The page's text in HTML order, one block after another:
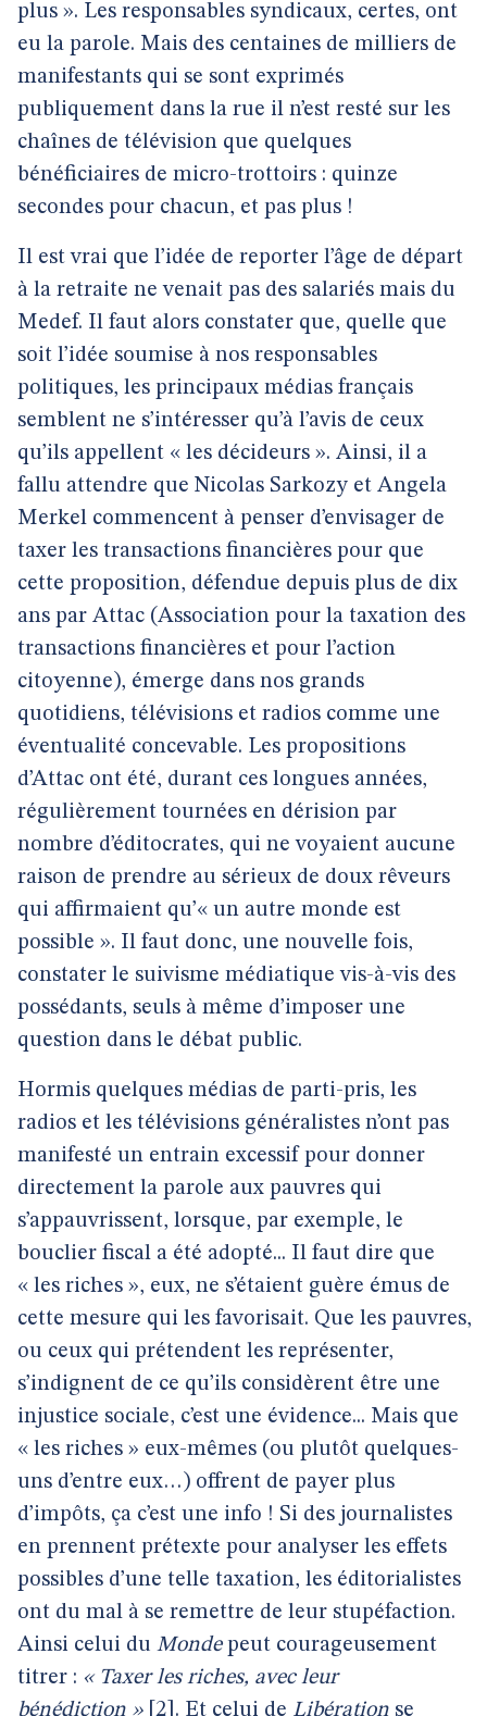
plus ». Les responsables syndicaux, certes, ont
eu la parole. Mais des centaines de milliers de
manifestants qui se sont exprimés
publiquement dans la rue il n’est resté sur les
chaînes de télévision que quelques
bénéficiaires de micro-trottoirs : quinze
secondes pour chacun, et pas plus !
Il est vrai que l’idée de reporter l’âge de départ
à la retraite ne venait pas des salariés mais du
Medef. Il faut alors constater que, quelle que
soit l’idée soumise à nos responsables
politiques, les principaux médias français
semblent ne s’intéresser qu’à l’avis de ceux
qu’ils appellent « les décideurs ». Ainsi, il a
fallu attendre que Nicolas Sarkozy et Angela
Merkel commencent à penser d’envisager de
taxer les transactions financières pour que
cette proposition, défendue depuis plus de dix
ans par Attac (Association pour la taxation des
transactions financières et pour l’action
citoyenne), émerge dans nos grands
quotidiens, télévisions et radios comme une
éventualité concevable. Les propositions
d’Attac ont été, durant ces longues années,
régulièrement tournées en dérision par
nombre d’éditocrates, qui ne voyaient aucune
raison de prendre au sérieux de doux rêveurs
qui affirmaient qu’« un autre monde est
possible ». Il faut donc, une nouvelle fois,
constater le suivisme médiatique vis-à-vis des
possédants, seuls à même d’imposer une
question dans le débat public.
Hormis quelques médias de parti-pris, les
radios et les télévisions généralistes n’ont pas
manifesté un entrain excessif pour donner
directement la parole aux pauvres qui
s’appauvrissent, lorsque, par exemple, le
bouclier fiscal a été adopté... Il faut dire que
« les riches », eux, ne s’étaient guère émus de
cette mesure qui les favorisait. Que les pauvres,
ou ceux qui prétendent les représenter,
s’indignent de ce qu’ils considèrent être une
injustice sociale, c’est une évidence... Mais que
« les riches » eux-mêmes (ou plutôt quelques-
uns d’entre eux…) offrent de payer plus
d’impôts, ça c’est une info ! Si des journalistes
en prennent prétexte pour analyser les effets
possibles d’une telle taxation, les éditorialistes
ont du mal à se remettre de leur stupéfaction.
Ainsi celui du Mondepeut courageusement
titrer : « Taxer les riches, avec leur
bénédiction »[ 2 . Et celui de Libération se